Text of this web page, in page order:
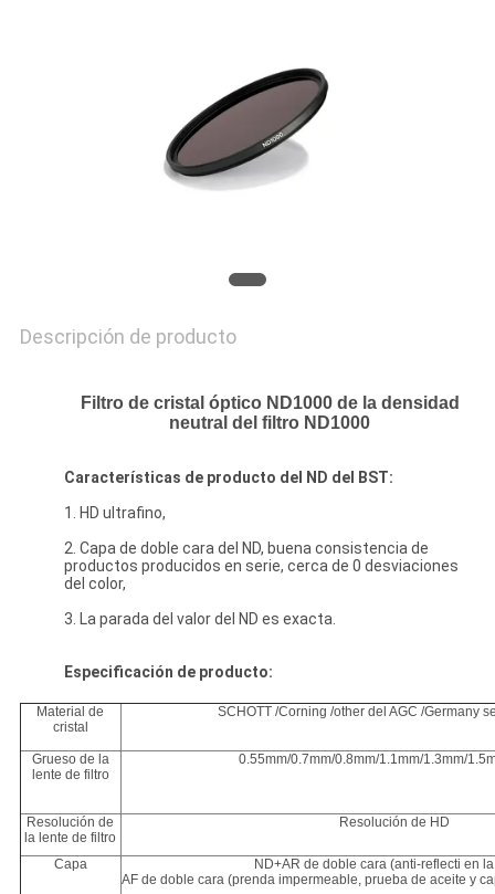
Descripción de producto
Filtro de cristal óptico ND1000 de la densidad
neutral del filtro ND1000
Características de producto del ND del BST:
1. HD ultrafino,
2. Capa de doble cara del ND, buena consistencia de
productos producidos en serie, cerca de 0 desviaciones
del color,
3. La parada del valor del ND es exacta.
Especificación de producto:
Material de
cristal
SCHOTT /Corning /other del AGC /Germany
Grueso de la
lente de filtro
0.55mm/0.7mm/0.8mm/1.1mm/1.3mm/
Resolución de
la lente de filtro
Resolución de HD
Capa
ND+AR de doble cara (anti-reflecti en
AF de doble cara (prenda impermeable, prueba de aceite y